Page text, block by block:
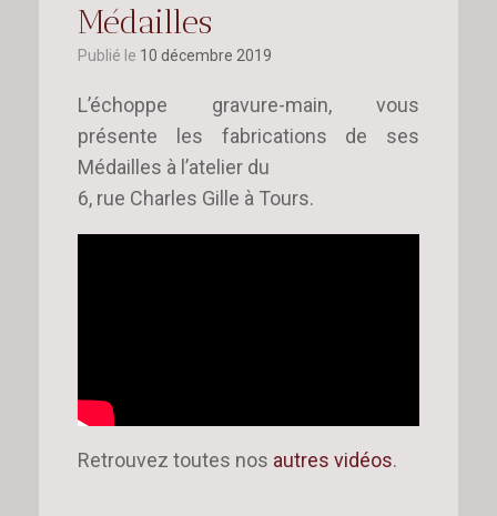
Médailles
Publié le 10 décembre 2019
L’échoppe gravure-main, vous
présente les fabrications de ses
Médailles à l’atelier du
6, rue Charles Gille à Tours.
Retrouvez toutes nos autres vidéos.